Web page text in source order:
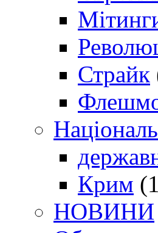
Страйк
Крим
НОВИНИ